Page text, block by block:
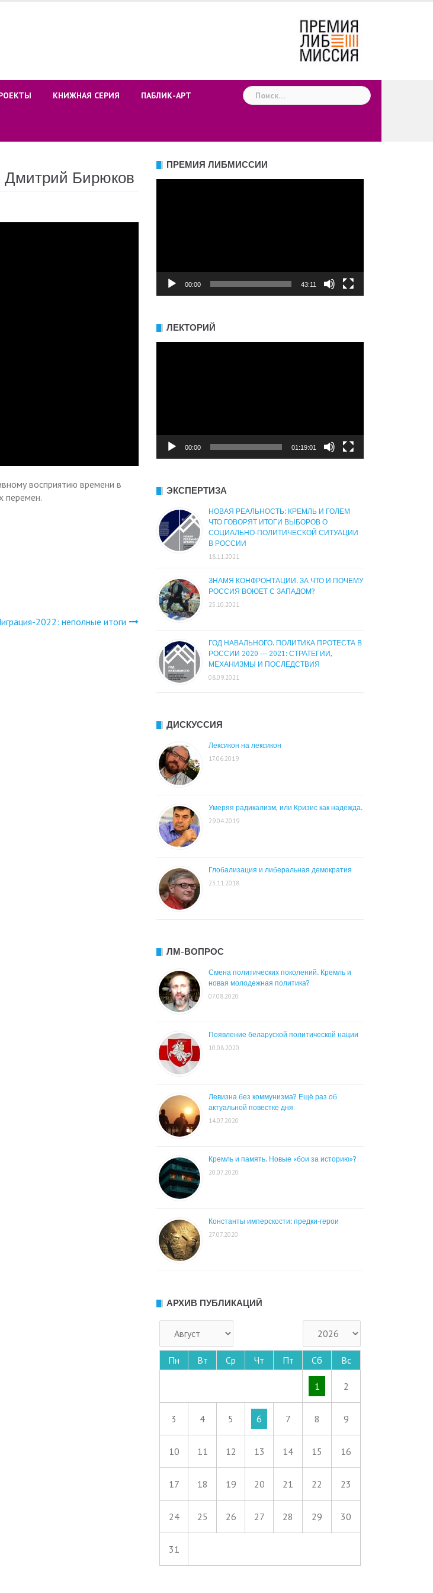
КНИЖНАЯ СЕРИЯ ПАБЛИК-АРТ Найти:
Дмитрий Бирюков
восприятию времени в
перемен.
2022: неполные итоги
ПРЕМИЯ ЛИБМИССИИ
00:00 43:11
ЛЕКТОРИЙ
00:00 01:19:01
ЭКСПЕРТИЗА
НОВАЯ РЕАЛЬНОСТЬ: КРЕМЛЬ И ГОЛЕМ
ЧТО ГОВОРЯТ ИТОГИ ВЫБОРОВ О
СОЦИАЛЬНО-ПОЛИТИЧЕСКОЙ СИТУАЦИИ
В РОССИИ
18.11.2021
ЗНАМЯ КОНФРОНТАЦИИ. ЗА ЧТО И ПОЧЕМУ
РОССИЯ ВОЮЕТ С ЗАПАДОМ?
25.10.2021
ГОД НАВАЛЬНОГО. ПОЛИТИКА ПРОТЕСТА В
РОССИИ 2020 — 2021: СТРАТЕГИИ,
МЕХАНИЗМЫ И ПОСЛЕДСТВИЯ
08.09.2021
ДИСКУССИЯ
Лексикон на лексикон
17.06.2019
Умеряя радикализм, или Кризис как надежда.
29.04.2019
Глобализация и либеральная демократия
23.11.2018
ЛМ-ВОПРОС
Смена политических поколений. Кремль и
новая молодежная политика?
07.08.2020
Появление беларуской политической нации
10.08.2020
Левизна без коммунизма? Ещё раз об
актуальной повестке дня
14.07.2020
Кремль и память. Новые «бои за историю»?
20.07.2020
Константы имперскости: предки-герои
27.07.2020
АРХИВ ПУБЛИКАЦИЙ
Пн Вт Ср Чт Пт Сб Вс
1 2
3 4 5 6 7 8 9
10 11 12 13 14 15 16
17 18 19 20 21 22 23
24 25 26 27 28 29 30
31